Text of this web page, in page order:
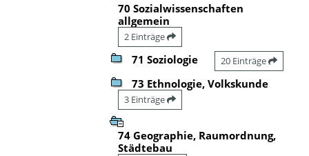
70 Sozialwissenschaften
allgemein
2 Einträge
71 Soziologie 20 Einträge
73 Ethnologie, Volkskunde
3 Einträge
74 Geographie, Raumordnung,
Städtebau